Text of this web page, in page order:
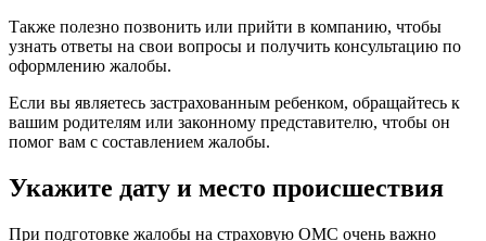
Также полезно позвонить или прийти в компанию, чтобы
узнать ответы на свои вопросы и получить консультацию по
оформлению жалобы.
Если вы являетесь застрахованным ребенком, обращайтесь к
вашим родителям или законному представителю, чтобы он
помог вам с составлением жалобы.
Укажите дату и место происшествия
При подготовке жалобы на страховую ОМС очень важно